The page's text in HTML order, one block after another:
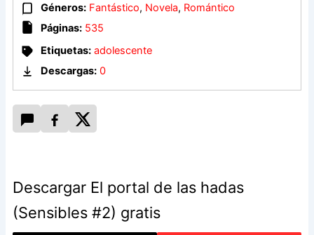
los pies de ella, la mujer entre las almenas. ¿Son sueños o
pesadillas? ¿Pasado, presente o futuro? ¿Realidad o ficción?
¿Será capaz Marisa de encontrarse a sí misma y aceptar su
legado?
Géneros: Fantástico, Novela, Romántico
Páginas: 535
Etiquetas: adolescente
Descargas: 0
Descargar El portal de las hadas
(Sensibles #2) gratis